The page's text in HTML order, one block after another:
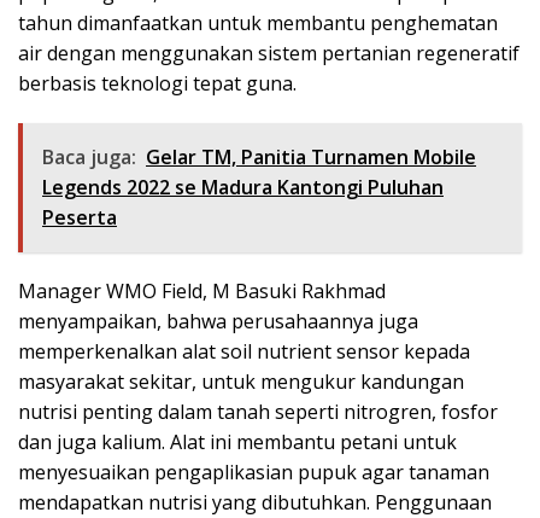
tahun dimanfaatkan untuk membantu penghematan
air dengan menggunakan sistem pertanian regeneratif
berbasis teknologi tepat guna.
Baca juga: Gelar TM, Panitia Turnamen Mobile
Legends 2022 se Madura Kantongi Puluhan
Peserta
Manager WMO Field, M Basuki Rakhmad
menyampaikan, bahwa perusahaannya juga
memperkenalkan alat soil nutrient sensor kepada
masyarakat sekitar, untuk mengukur kandungan
nutrisi penting dalam tanah seperti nitrogren, fosfor
dan juga kalium. Alat ini membantu petani untuk
menyesuaikan pengaplikasian pupuk agar tanaman
mendapatkan nutrisi yang dibutuhkan. Penggunaan